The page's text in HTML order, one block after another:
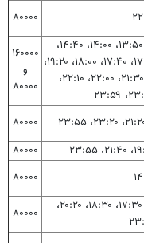
۸۰۰۰۰
۱۱:۴۰، ۱۱:۵۵، ۱۲:۰۰، ۱۳:۳۵، ۱۳:۴۰، ۱۳:۵۰، ۱۴:۰۰، ۱۴:۴۰،
۱۵:۰۰، ۱۵:۳۰، ۱۵:۴۰، ۱۶:۰۰، ۱۷:۳۰، ۱۷:۲۵، ۱۷:۴۰، ۱۸:۰۰، ۱۹:۲۰،
۱۹:۳۰، ۲۰:۰۰، ۲۰:۰۵، ۲۰:۲۰، ۲۱:۱۵، ۲۱:۳۰، ۲۲:۰۰، ۲۲:۱۰،
۱۶۰۰۰۰
و
۸۰۰۰۰
۸۰۰۰۰
۸۰۰۰۰
۸۰۰۰۰
۱۱:۴۰، ۱۳:۲۰، ۱۳:۳۵، ۱۵:۰۵، ۱۶:۵۰، ۱۷:۳۰، ۱۸:۳۰، ۲۰:۲۰،
۸۰۰۰۰